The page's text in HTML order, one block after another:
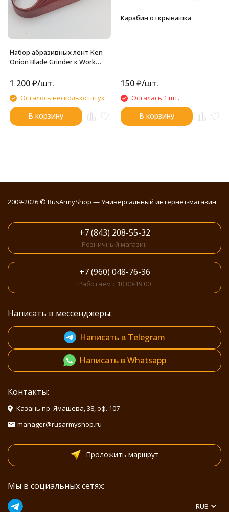
Набор абразивных лент Ken
Onion Blade Grinder к Work
5штук)
1 200₽/шт.
Осталось несколько штук
В корзину
Карабин открывашка
150 ₽/шт.
Осталась 1 шт.
В корзину
2009-2026 © RusArmyShop — Универсальный интернет-магазин
+7 (843) 208-55-32
Розничный магазин
+7 (960) 048-76-36
Работаем с 10:00-19:00
Написать в мессенджеры:
Написать в Telegram
Написать в Whatsapp
Контакты:
Казань пр. Ямашева, 38, оф. 107
manager@rusarmyshop.ru
Проложить маршрут
Мы в социальных сетях:
RUB